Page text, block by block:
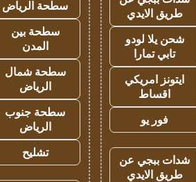
طريق الايدي
شحن يلا لودو
تابي تمارا
ايتونز امريكي
اقساط
فور يو
شدات ببجي عن
طريق الايدي
سطحة الرياض
سطحة بين
المدن
سطحة شمال
الرياض
سطحة جنوب
الرياض
تشليح